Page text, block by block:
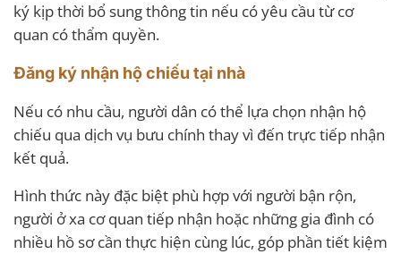
ký kịp thời bổ sung thông tin nếu có yêu cầu từ cơ
quan có thẩm quyền.
Đăng ký nhận hộ chiếu tại nhà
Nếu có nhu cầu, người dân có thể lựa chọn nhận hộ
chiếu qua dịch vụ bưu chính thay vì đến trực tiếp nhận
kết quả.
Hình thức này đặc biệt phù hợp với người bận rộn,
người ở xa cơ quan tiếp nhận hoặc những gia đình có
nhiều hồ sơ cần thực hiện cùng lúc, góp phần tiết kiệm